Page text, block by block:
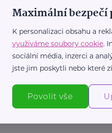
nám ocenit ty, kteří
Maximální bezpečí
K personalizaci obsahu a
využíváme soubory cookie.
sociální média, inzerci a
jste jim poskytli nebo které
Povolit vše